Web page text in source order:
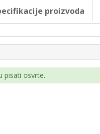
proizvoda
pisati osvrte.